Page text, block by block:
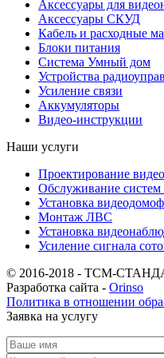
Аксессуары для
Аксессуары СКУД
Кабель и расходные
Блоки питания
Система Умный дом
Устройства
Усиление связи
Аккумуляторы
Видео-инструкции
Наши услуги
Проектирование
Обслуживание
Установка
Монтаж ЛВС
Установка
Усиление сигнала
© 2016-2018 - ТСМ-
Разработка сайта - Orinso
Политика в отношении
Заявка на услугу